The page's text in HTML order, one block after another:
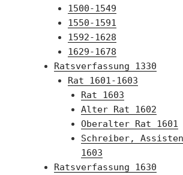
1500-1549
1550-1591
1592-1628
1629-1678
Ratsverfassung 1330
Rat 1601-1603
Rat 1603
Alter Rat 1602
Oberalter Rat 1601
Schreiber,
1603
Ratsverfassung 1630